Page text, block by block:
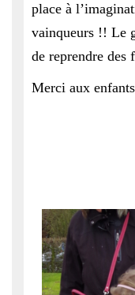
place à
vainqueurs !! Le
de reprendre des
Merci aux